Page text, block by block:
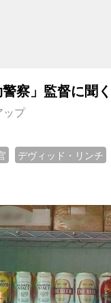
察」監督に聞
ップ
デヴィッド・リンチ